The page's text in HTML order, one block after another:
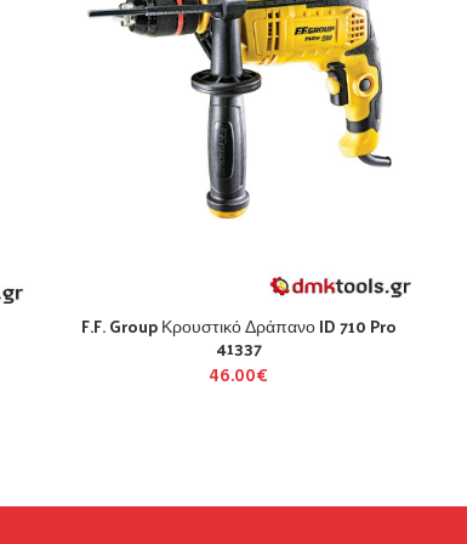
F.F. Group Κρουστικό Δράπανο ID 710 Pro
41337
46.00€